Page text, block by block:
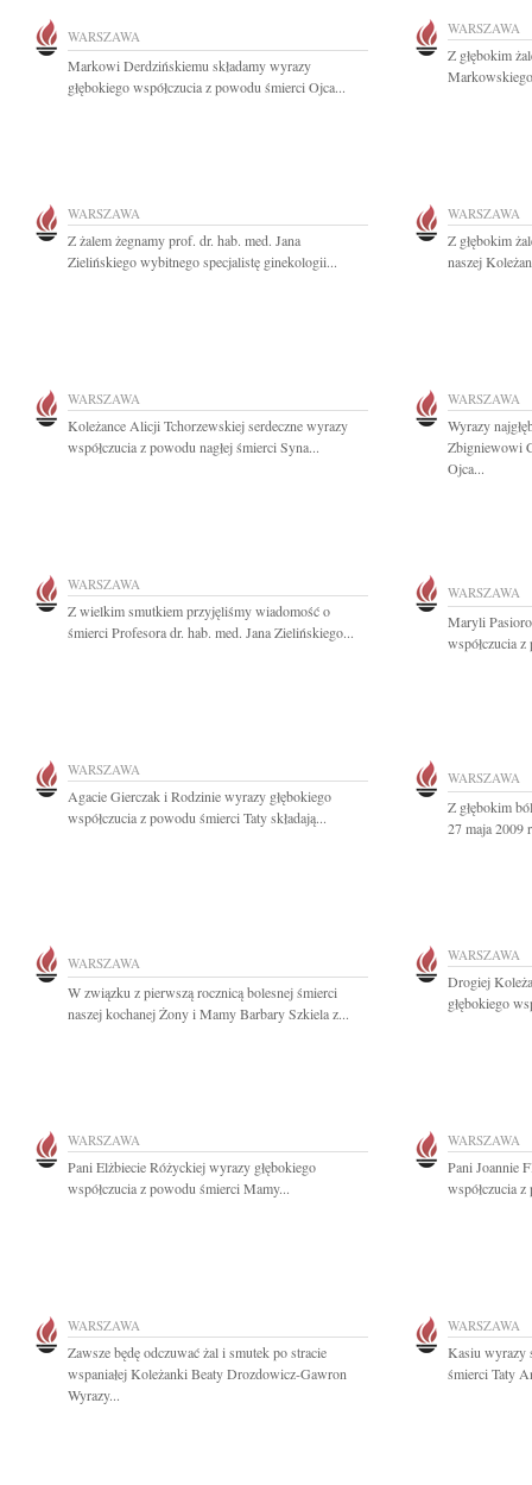
WARSZAWA
Markowi Derdzińskiemu składamy wyrazy
głębokiego współczucia z powodu śmierci Ojca...
WARSZAWA
Z głębokim
WARSZAWA
Z żalem żegnamy prof. dr. hab. med. Jana
Zielińskiego wybitnego specjalistę ginekologii...
WARSZAWA
Z głębokim
naszej
WARSZAWA
Koleżance Alicji Tchorzewskiej serdeczne wyrazy
współczucia z powodu nagłej śmierci Syna...
WARSZAWA
Wyrazy
Zbigniewowi
Ojca...
WARSZAWA
Z wielkim smutkiem przyjęliśmy wiadomość o
śmierci Profesora dr. hab. med. Jana Zielińskiego...
WARSZAWA
Maryli
współczucia
WARSZAWA
Agacie Gierczak i Rodzinie wyrazy głębokiego
współczucia z powodu śmierci Taty składają...
WARSZAWA
Z głębokim
27 maja 2009
WARSZAWA
W związku z pierwszą rocznicą bolesnej śmierci
naszej kochanej Żony i Mamy Barbary Szkiela z...
WARSZAWA
Drogiej
głębokiego
WARSZAWA
Pani Elżbiecie Różyckiej wyrazy głębokiego
współczucia z powodu śmierci Mamy...
WARSZAWA
Pani Joannie
współczucia
WARSZAWA
Zawsze będę odczuwać żal i smutek po stracie
wspaniałej Koleżanki Beaty Drozdowicz-Gawron
Wyrazy...
WARSZAWA
Kasiu wyrazy
śmierci Taty